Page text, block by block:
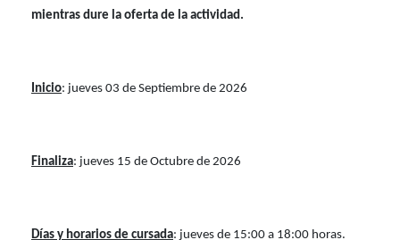
mientras dure la oferta de la actividad.
Inicio: jueves 03 de Septiembre de 2026
Finaliza: jueves 15 de Octubre de 2026
Días y horarios de cursada: jueves de 15:00 a 18:00 horas.